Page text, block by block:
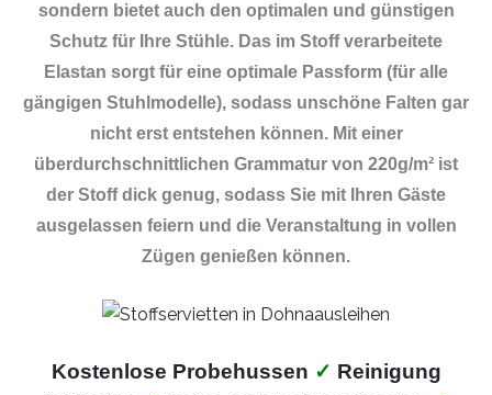
sondern bietet auch den optimalen und günstigen
Schutz für Ihre Stühle. Das im Stoff verarbeitete
Elastan sorgt für eine optimale Passform (für alle
gängigen Stuhlmodelle), sodass unschöne Falten gar
nicht erst entstehen können. Mit einer
überdurchschnittlichen Grammatur von 220g/m² ist
der Stoff dick genug, sodass Sie mit Ihren Gäste
ausgelassen feiern und die Veranstaltung in vollen
Zügen genießen können.
Kostenlose Probehussen ✓ Reinigung